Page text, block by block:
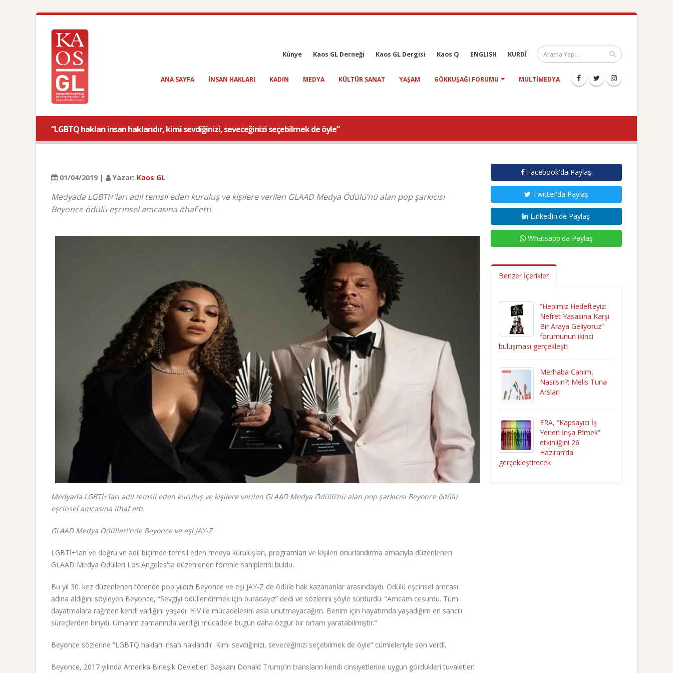
Künye Kaos GL Derneği Kaos GL Dergisi Kaos Q ENGLISH KURDÎ
ANA SAYFA INSAN HAKLARI KADIN MEDYA KÜLTÜR SANAT YAŞAM GÖKKUŞAĞI FORUMU MULTIMEDYA
“LGBTQ hakları insan haklarıdır, kimi sevdiğinizi, seveceğinizi seçebilmek de öyle”
01/04/2019 | Yazar: Kaos GL
Medyada LGBTİ+’ları adil temsil eden kuruluş ve kişilere verilen GLAAD Medya Ödülü’nü alan pop şarkıcısı
Beyonce ödülü eşcinsel amcasına ithaf etti.
Medyada LGBTİ+’ları adil temsil eden kuruluş ve kişilere verilen GLAAD Medya Ödülü’nü alan pop şarkıcısı Beyonce ödülü
eşcinsel amcasına ithaf etti.
GLAAD Medya Ödülleri'nde Beyonce ve eşi JAY-Z
LGBTİ+’ları ve doğru ve adil biçimde temsil eden medya kuruluşları, programları ve kişileri onurlandırma amacıyla düzenlenen
GLAAD Medya Ödülleri Los Angeles'ta düzenlenen törenle sahiplerini buldu.
Bu yıl 30. kez düzenlenen törende pop yıldızı Beyonce ve eşi JAY-Z de ödüle hak kazananlar arasındaydı. Ödülü eşcinsel amcası
adına aldığını söyleyen Beyonce, “Sevgiyi ödüllendirmek için buradayız” dedi ve sözlerini şöyle sürdürdü: “Amcam cesurdu. Tüm
dayatmalara rağmen kendi varlığını yaşadı. HIV ile mücadelesini asla unutmayacağım. Benim için hayatımda yaşadığım en sancılı
süreçlerden biriydi. Umarım zamanında verdiği mücadele bugün daha özgür bir ortam yaratabilmiştir.”
Beyonce sözlerine “LGBTQ hakları insan haklarıdır. Kimi sevdiğinizi, seveceğinizi seçebilmek de öyle” cümleleriyle son verdi.
Beyonce, 2017 yılında Amerika Birleşik Devletleri Başkanı Donald Trump’ın transların kendi cinsiyetlerine uygun gördükleri tuvaletleri
Facebook'da Paylaş
Twitter'da Paylaş
LinkedIn'de Paylaş
Whatsapp'da Paylaş
Benzer İçerikler
“Hepimiz Hedefteyiz:
Nefret Yasasına Karşı
Bir Araya Geliyoruz”
forumunun ikinci
buluşması gerçekleşti
Merhaba Canım,
Nasılsın?: Melis Tuna
Arslan
ERA, “Kapsayıcı İş
Yerleri İnşa Etmek”
etkinliğini 26
Haziran’da
gerçekleştirecek